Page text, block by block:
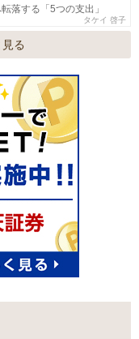
落する「5つの支出」
タケイ 啓子
る